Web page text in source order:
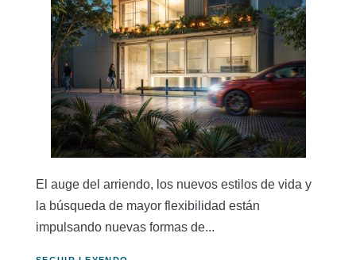
El auge del arriendo, los nuevos estilos de vida y
la búsqueda de mayor flexibilidad están
impulsando nuevas formas de...